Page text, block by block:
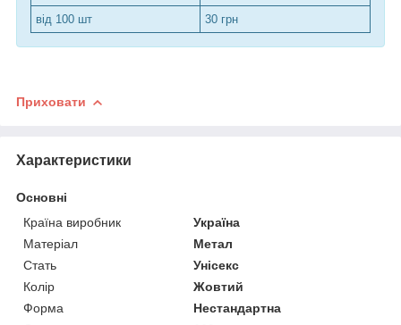
від 100 шт
30 грн
Приховати
Характеристики
Основні
Країна виробник
Україна
Матеріал
Метал
Стать
Унісекс
Колір
Жовтий
Форма
Нестандартна